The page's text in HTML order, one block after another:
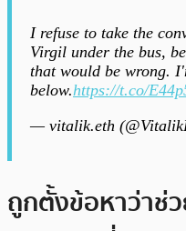
I refuse to take the
Virgil under the bus,
that would be wrong.
below.https://t.co/
— vitalik.eth
ถูกตั้งข้อหาว่าช่ว